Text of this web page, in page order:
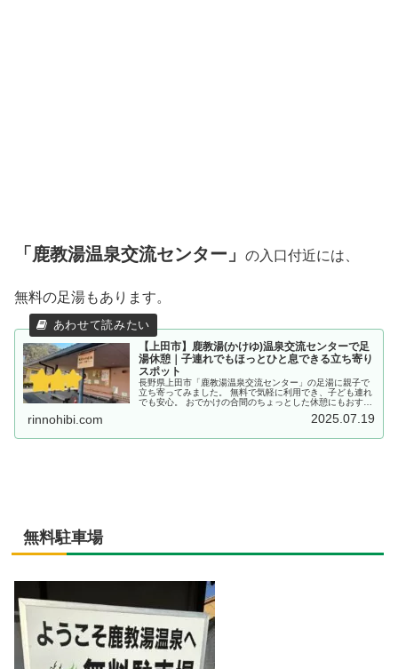
「鹿教湯温泉交流センター」 の入口付近には、
無料の足湯もあります。
【上田市】鹿教湯(かけゆ)温泉交流センターで足
湯休憩｜子連れでもほっとひと息できる立ち寄り
スポット
長野県上田市「鹿教湯温泉交流センター」の足湯に親子で
立ち寄ってみました。 無料で気軽に利用でき、子ども連れ
でも安心。 おでかけの合間のちょっとした休憩にもおすす
rinnohibi.com 2025.07.19
無料駐車場